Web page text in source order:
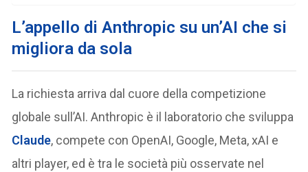
L’appello di Anthropic su un’AI che si
migliora da sola
La richiesta arriva dal cuore della competizione
globale sull’AI. Anthropic è il laboratorio che sviluppa
Claude, compete con OpenAI, Google, Meta, xAI e
altri player, ed è tra le società più osservate nel